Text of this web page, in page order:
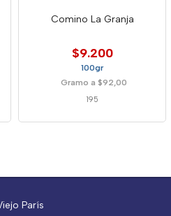
Comino La Granja
$9.200
100gr
Gramo a $92,00
195
París